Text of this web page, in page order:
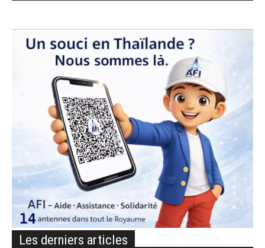
Les derniers articles